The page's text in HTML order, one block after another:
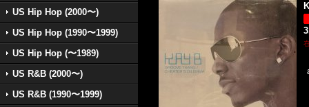
US Hip Hop (2000〜)
US Hip Hop (1990〜1999)
US Hip Hop (〜1989)
US R&B (2000〜)
US R&B (1990〜1999)